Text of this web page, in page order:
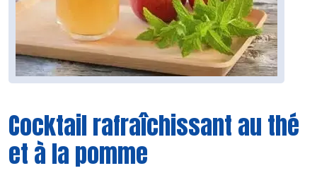
Cocktail rafraîchissant au thé
et à la pomme